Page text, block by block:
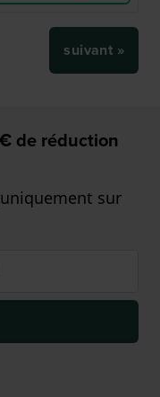
suivant »
de réduction
sur